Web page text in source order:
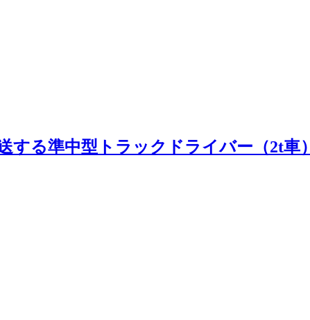
する準中型トラックドライバー（2t車